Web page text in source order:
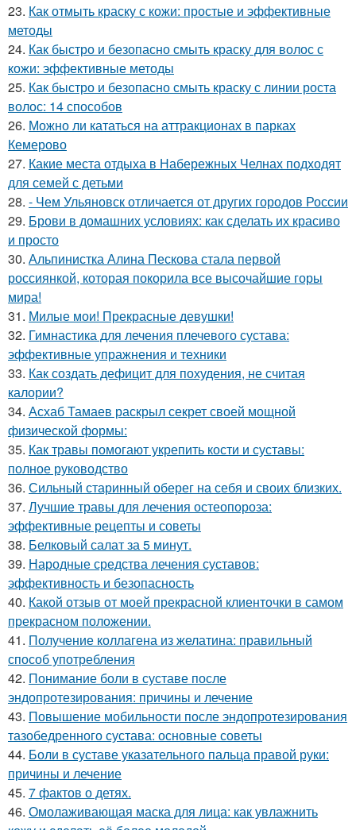
23. Как отмыть краску с кожи: простые и эффективные
методы
24. Как быстро и безопасно смыть краску для волос с
кожи: эффективные методы
25. Как быстро и безопасно смыть краску с линии роста
волос: 14 способов
26. Можно ли кататься на аттракционах в парках
Кемерово
27. Какие места отдыха в Набережных Челнах подходят
для семей с детьми
28. - Чем Ульяновск отличается от других городов России
29. Брови в домашних условиях: как сделать их красиво
и просто
30. Альпинистка Алина Пескова стала первой
россиянкой, которая покорила все высочайшие горы
мира!
31. Милые мои! Прекрасные девушки!
32. Гимнастика для лечения плечевого сустава:
эффективные упражнения и техники
33. Как создать дефицит для похудения, не считая
калории?
34. Асхаб Тамаев раскрыл секрет своей мощной
физической формы:
35. Как травы помогают укрепить кости и суставы:
полное руководство
36. Сильный старинный оберег на себя и своих близких.
37. Лучшие травы для лечения остеопороза:
эффективные рецепты и советы
38. Белковый салат за 5 минут.
39. Народные средства лечения суставов:
эффективность и безопасность
40. Какой отзыв от моей прекрасной клиенточки в самом
прекрасном положении.
41. Получение коллагена из желатина: правильный
способ употребления
42. Понимание боли в суставе после
эндопротезирования: причины и лечение
43. Повышение мобильности после эндопротезирования
тазобедренного сустава: основные советы
44. Боли в суставе указательного пальца правой руки:
причины и лечение
45. 7 фактов о детях.
46. Омолаживающая маска для лица: как увлажнить